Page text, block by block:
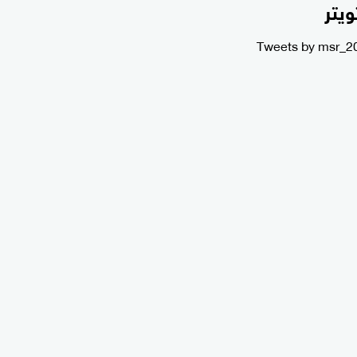
Tweets by